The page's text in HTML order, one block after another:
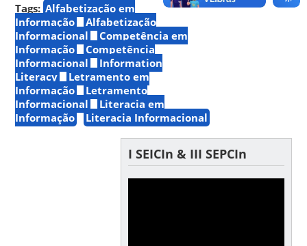
Tags: Alfabetização em
Informação
Alfabetização
Informacional
Competência em
Informação
Competência
Informacional
Information
Literacy
Letramento em
Informação
Letramento
Informacional
Literacia em
Informação
Literacia Informacional
I SEICIn & III SEPCIn